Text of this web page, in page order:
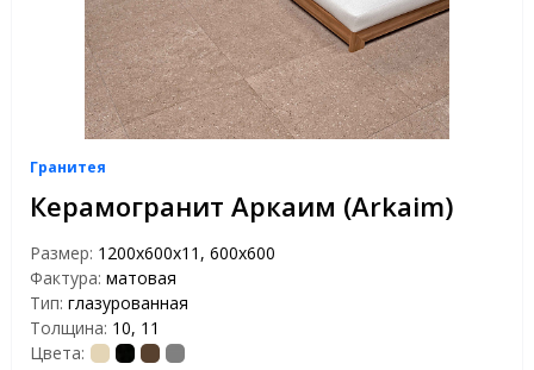
Гранитея
Керамогранит Аркаим (Arkaim)
Размер: 1200х600х11, 600х600
Фактура: матовая
Тип: глазурованная
Толщина: 10, 11
Цвета: